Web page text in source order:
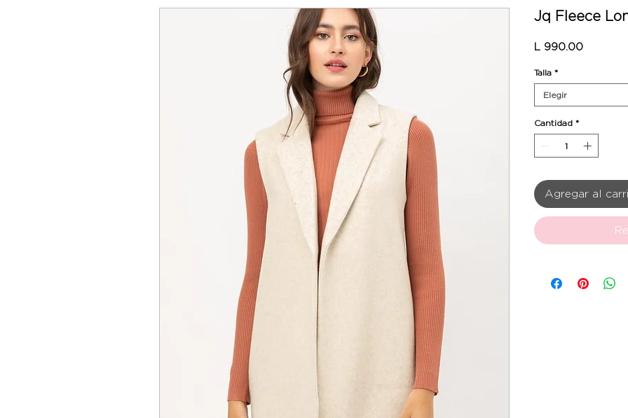
Jq Fleece
L 990.00Precio
Talla *
Elegir
Cantidad *
Agregar al